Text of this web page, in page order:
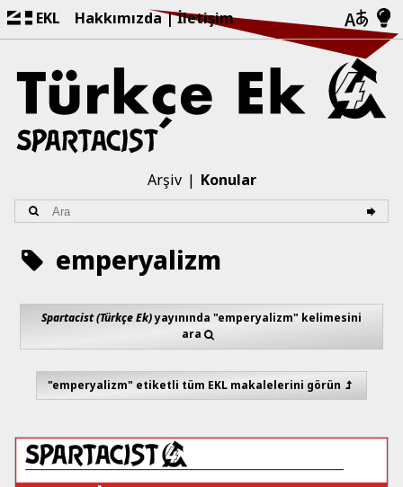
EKL Hakkımızda İletişim
Arşiv Konular
emperyalizm
Spartacist (Türkçe Ek)yayınında "emperyalizm" kelimesini
ara
"emperyalizm" etiketli tüm EKL makalelerini görün